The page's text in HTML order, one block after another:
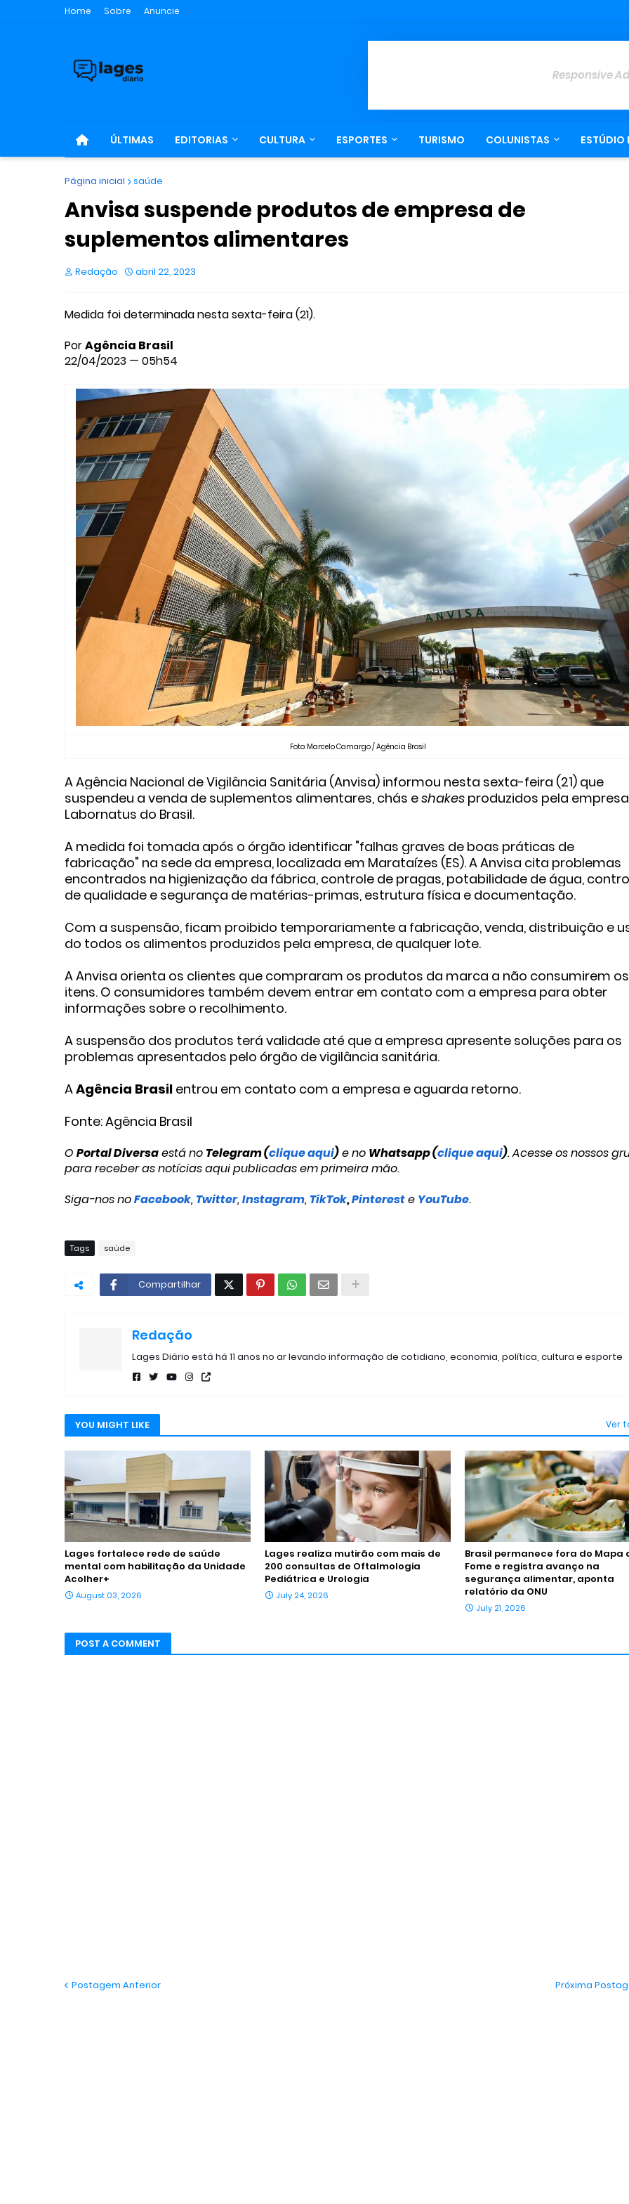
Home Sobre Anuncie
Responsive
ÚLTIMAS EDITORIAS CULTURA ESPORTES TURISMO COLUNISTAS ESTÚDIO
Página inicial saúde
Anvisa suspende produtos de empresa de
suplementos alimentares
Redação abril 22, 2023
Medida foi determinada nesta sexta-feira (21).
PorAgência Brasil
22/04/2023 — 05h54
Foto: Marcelo Camargo / Agência Brasil
A Agência Nacional de Vigilância Sanitária (Anvisa) informou nesta sexta-feira (21) que
suspendeu a venda de suplementos alimentares, chás eshakes produzidos pela empresa
Labornatus do Brasil.
A medida foi tomada após o órgão identificar "falhas graves de boas práticas de
fabricação" na sede da empresa, localizada em Marataízes (ES). A Anvisa cita problemas
encontrados na higienização da fábrica, controle de pragas, potabilidade de água,
de qualidade e segurança de matérias-primas, estrutura física e documentação.
Com a suspensão, ficam proibido temporariamente a fabricação, venda, distribuição e
do todos os alimentos produzidos pela empresa, de qualquer lote.
A Anvisa orienta os clientes que compraram os produtos da marca a não consumirem os
itens. O consumidores também devem entrar em contato com a empresa para obter
informações sobre o recolhimento.
A suspensão dos produtos terá validade até que a empresa apresente soluções para os
problemas apresentados pelo órgão de vigilância sanitária.
AAgência Brasil entrou em contato com a empresa e aguarda retorno.
Fonte: Agência Brasil
O Portal Diversaestá no Telegram (clique aqui)e no Whatsapp (clique aqui). Acesse os nossos
para receber as notícias aqui publicadas em primeira mão.
Siga-nos noFacebook, Twitter, Instagram, TikTok,Pintereste YouTube.
Tags saúde
Compartilhar
Redação
Lages Diário está há 11 anos no ar levando informação de cotidiano, economia, política, cultura e esporte
YOU MIGHT LIKE Ver
Lages fortalece rede de saúde
mental com habilitação da Unidade
Acolher+
August 03, 2026
Lages realiza mutirão com mais de
200 consultas de Oftalmologia
Pediátrica e Urologia
July 24, 2026
Brasil permanece fora do Mapa
Fome e registra avanço na
segurança alimentar, aponta
relatório da ONU
July 21, 2026
POST A COMMENT
Postagem Anterior Próxima